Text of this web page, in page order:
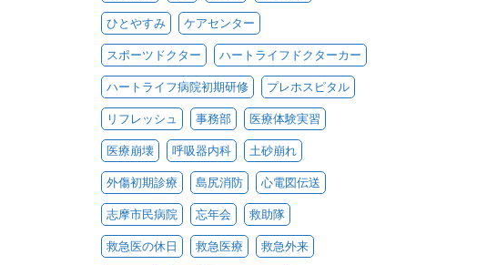
ひとやすみ ケアセンター
スポーツドクター ハートライフドクターカー
ハートライフ病院初期研修 プレホスピタル
リフレッシュ 事務部 医療体験実習
医療崩壊 呼吸器内科 土砂崩れ
外傷初期診療 島尻消防 心電図伝送
志摩市民病院 忘年会 救助隊
救急医の休日 救急医療 救急外来